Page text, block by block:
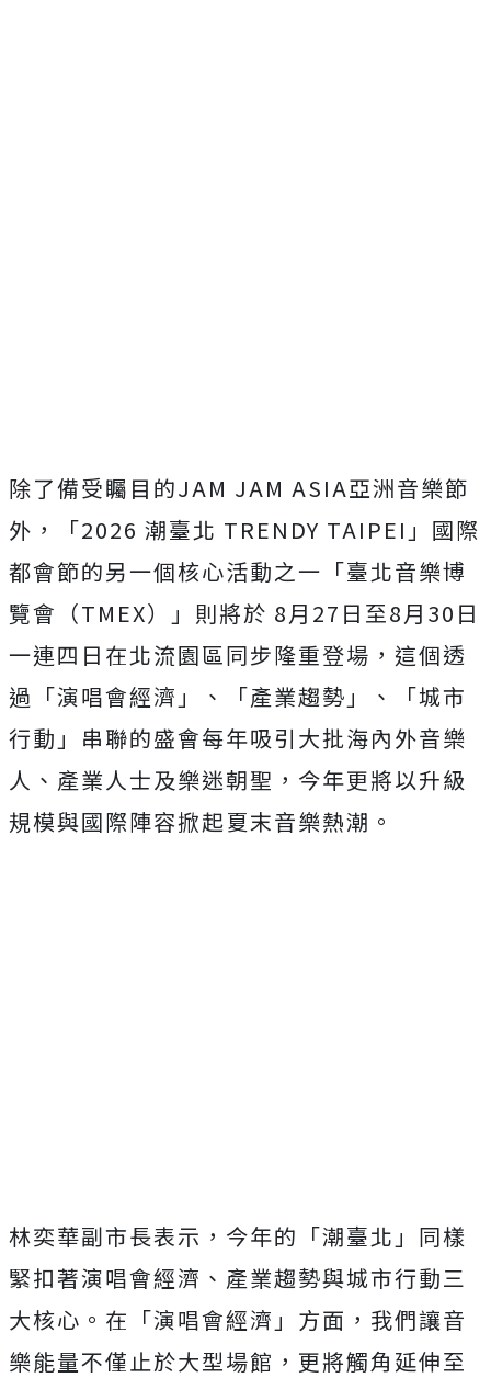
除了備受矚目的JAM JAM ASIA亞洲音樂節
外，「2026 潮臺北 TRENDY TAIPEI」國際
都會節的另一個核心活動之一「臺北音樂博
覽會（TMEX）」則將於 8月27日至8月30日
一連四日在北流園區同步隆重登場，這個透
過「演唱會經濟」、「產業趨勢」、「城市
行動」串聯的盛會每年吸引大批海內外音樂
人、產業人士及樂迷朝聖，今年更將以升級
規模與國際陣容掀起夏末音樂熱潮。
林奕華副市長表示，今年的「潮臺北」同樣
緊扣著演唱會經濟、產業趨勢與城市行動三
大核心。在「演唱會經濟」方面，我們讓音
樂能量不僅止於大型場館，更將觸角延伸至